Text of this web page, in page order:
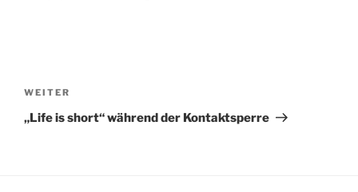
Nächster
Beitrag
WEITER
„Life is short“ während der Kontaktsperre